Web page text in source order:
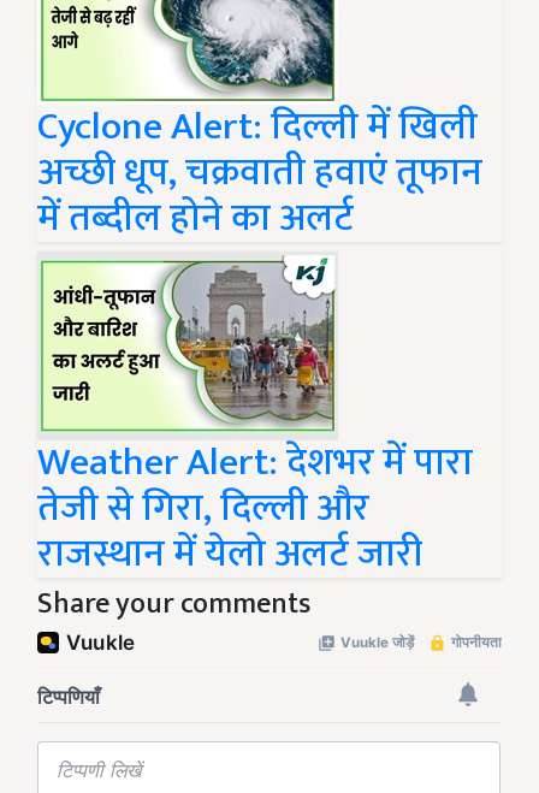
Cyclone Alert: दिल्ली में खिली
अच्छी धूप, चक्रवाती हवाएं तूफान
में तब्दील होने का अलर्ट
Weather Alert: देशभर में पारा
तेजी से गिरा, दिल्ली और
राजस्थान में येलो अलर्ट जारी
Share your comments